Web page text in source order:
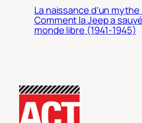
La naissance d’un mythe
Comment la Jeep a
monde libre (1941-1945)